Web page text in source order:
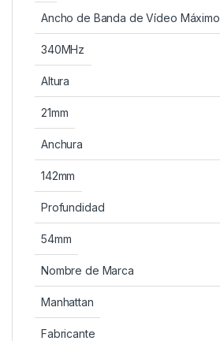
Ancho de Banda de Vídeo Máximo
340MHz
Altura
21mm
Anchura
142mm
Profundidad
54mm
Nombre de Marca
Manhattan
Fabricante